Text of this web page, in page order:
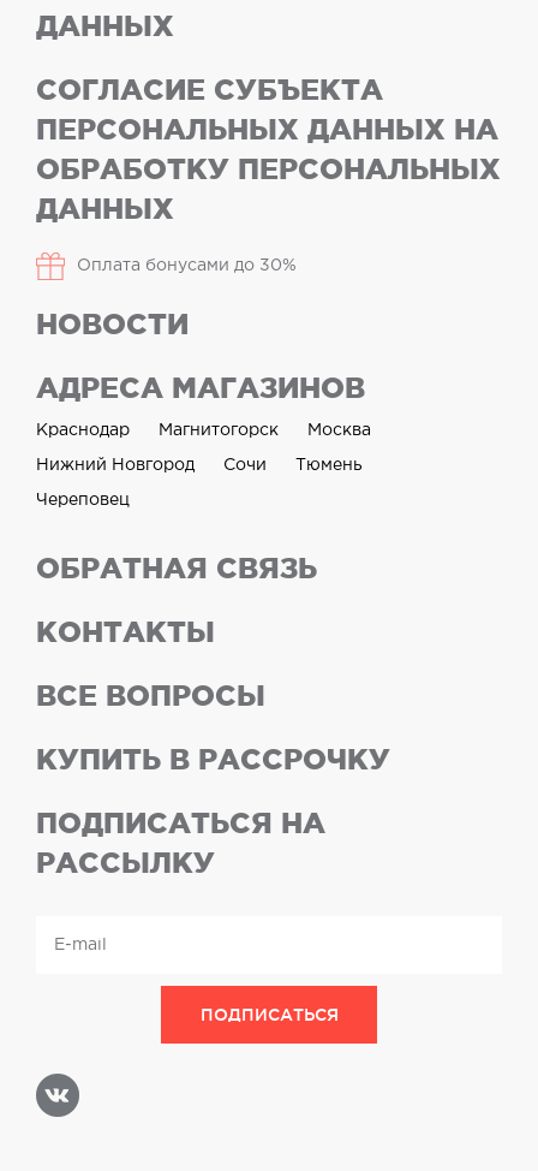
ДАННЫХ
СОГЛАСИЕ СУБЪЕКТА
ПЕРСОНАЛЬНЫХ ДАННЫХ НА
ОБРАБОТКУ ПЕРСОНАЛЬНЫХ
ДАННЫХ
Оплата бонусами до 30%
НОВОСТИ
АДРЕСА МАГАЗИНОВ
Краснодар Магнитогорск Москва
Нижний Новгород Сочи Тюмень
Череповец
ОБРАТНАЯ СВЯЗЬ
КОНТАКТЫ
ВСЕ ВОПРОСЫ
КУПИТЬ В РАССРОЧКУ
ПОДПИСАТЬСЯ НА
РАССЫЛКУ